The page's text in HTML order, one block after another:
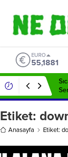
EURO
55,1881
Etiket:
Anasayfa Etiket: